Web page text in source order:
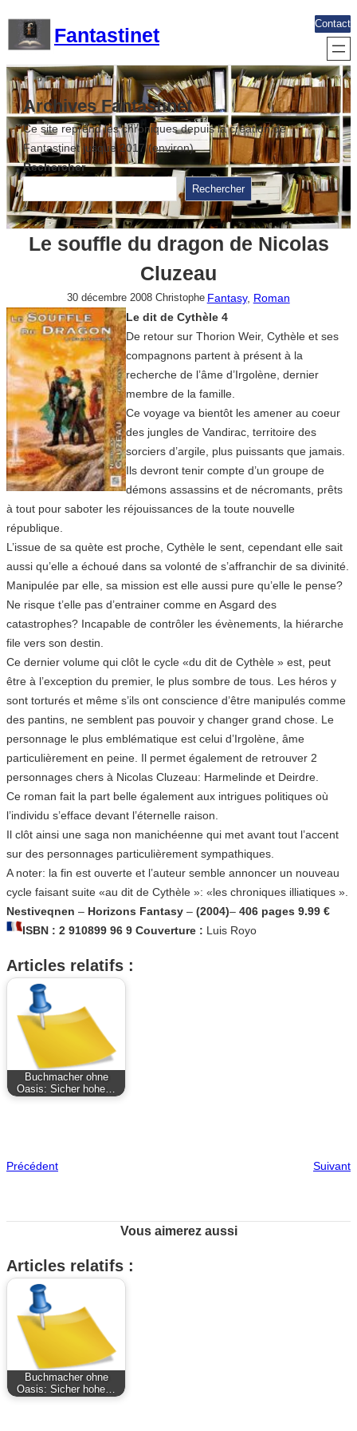
contenu
Fantastinet
Contact
Archives Fantastinet
Ce site reprend les chroniques depuis la création de
Fantastinet jusque 2017 (environ)
Rechercher
Rechercher
Le souffle du dragon de Nicolas
Cluzeau
30 décembre 2008 Christophe Fantasy, Roman
Le dit de Cythèle 4
De retour sur Thorion Weir, Cythèle et ses
compagnons partent à présent à la
recherche de l’âme d’Irgolène, dernier
membre de la famille.
Ce voyage va bientôt les amener au coeur
des jungles de Vandirac, territoire des
sorciers d’argile, plus puissants que jamais.
Ils devront tenir compte d’un groupe de
démons assassins et de nécromants, prêts
à tout pour saboter les réjouissances de la toute nouvelle
république.
L’issue de sa quète est proche, Cythèle le sent, cependant elle sait
aussi qu’elle a échoué dans sa volonté de s’affranchir de sa divinité.
Manipulée par elle, sa mission est elle aussi pure qu’elle le pense?
Ne risque t’elle pas d’entrainer comme en Asgard des
catastrophes? Incapable de contrôler les évènements, la hiérarche
file vers son destin.
Ce dernier volume qui clôt le cycle «du dit de Cythèle » est, peut
être à l’exception du premier, le plus sombre de tous. Les héros y
sont torturés et même s’ils ont conscience d’être manipulés comme
des pantins, ne semblent pas pouvoir y changer grand chose. Le
personnage le plus emblématique est celui d’Irgolène, âme
particulièrement en peine. Il permet également de retrouver 2
personnages chers à Nicolas Cluzeau: Harmelinde et Deirdre.
Ce roman fait la part belle également aux intrigues politiques où
l’individu s’efface devant l’éternelle raison.
Il clôt ainsi une saga non manichéenne qui met avant tout l’accent
sur des personnages particulièrement sympathiques.
A noter: la fin est ouverte et l’auteur semble annoncer un nouveau
cycle faisant suite «au dit de Cythèle »: «les chroniques illiatiques ».
Nestiveqnen – Horizons Fantasy – (2004)– 406 pages 9.99 €
ISBN : 2 910899 96 9 Couverture : Luis Royo
Articles relatifs :
Buchmacher ohne
Oasis: Sicher hohe…
Précédent Suivant
Vous aimerez aussi
Articles relatifs :
Buchmacher ohne
Oasis: Sicher hohe…